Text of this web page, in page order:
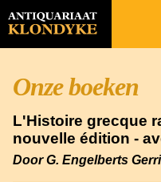
Onze boeken
L'Histoire grecque
nouvelle édition -
Door G. Engelberts